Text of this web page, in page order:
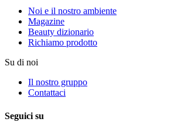
Noi e il nostro ambiente
Magazine
Beauty dizionario
Richiamo prodotto
Su di noi
Il nostro gruppo
Contattaci
Seguici su